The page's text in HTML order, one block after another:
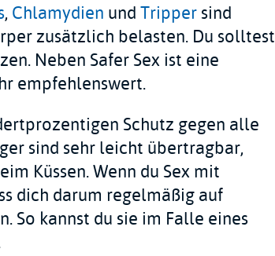
, Chlamydien undTrippersind
zusätzlich belasten. Du solltest
Neben Safer Sex ist eine
empfehlenswert.
Schutz gegen alle
sind sehr leicht übertragbar,
Küssen. Wenn du Sex mit
dich darum regelmäßig auf
So kannst du sie im Falle eines